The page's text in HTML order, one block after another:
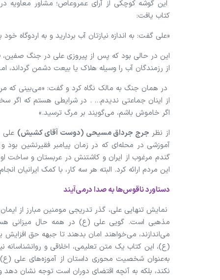
این گوشه کوچکی از آرای عمروعاص؛ مشاور
کتاب یافت:
«علی گفت: به اندازه نیازتان آب بردارید و به اردوگاه
این در حالی بود که پس از پیروزی علی در جنگ
از رزمندگان آب را وسیله هلاک یا بیعت دشمن گرداند،
در همان جنگ به مالک نگاه کرد و گفت: «می‌بینی که
از اینان جماعتی ندیدم... . در شرایطی هستم که
اگر خاموش باشم، می‌گویند بر مرگ ترسید.»
از نظر جرج جرداق مسیحی (دوست آقای کشیش) علی
آموزشی در محله‌ای که در زمان پیامبر فقیرنشین
گندم مرغوب از ایران و کاشتنش در عربستان و ساخت
این مردم ارائه کرد. البته هر سه کار، با کمک ایرانیان
دستاورد ناقوس‌ها به صدا درمی‌آیند
نمایش تنهایی علی، گذر تدریجی مومنین مبارز از
مذهبی است. گویی علی (ع) در همه حال میزانی
می‌اندازند، می‌خواهند امان بدهند تا جبهه حق
(ع)، این کتاب یک متن تعلیمی، اخلاقی و
به‌عنوان شخصیت محوری داستان از آموزه‌های علی
نکند، بلکه به آنچه اقتضای دوران است توجه نشان دهد